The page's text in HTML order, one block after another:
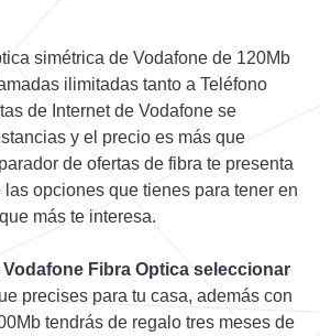
simétrica de Vodafone de 120Mb
ilimitadas tanto a Teléfono
de Internet de Vodafone se
y el precio es más que
de ofertas de fibra te presenta
opciones que tienes para tener en
más te interesa.
Fibra Optica seleccionar
precises para tu casa, además con
tendrás de regalo tres meses de